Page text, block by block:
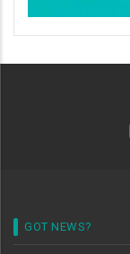
GOT NEWS?